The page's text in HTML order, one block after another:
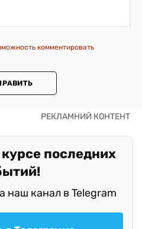
комментировать
последних
наш канал в Telegram